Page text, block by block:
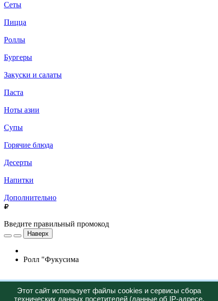
Сеты
Пицца
Роллы
Бургеры
Закуски и салаты
Паста
Ноты азии
Супы
Горячие блюда
Десерты
Напитки
Дополнительно
Введите правильный промокод
Наверх
Ролл "Фукусима
Этот сайт использует файлы cookies и сервисы сбора
технических данных посетителей (данные об IP-адресе,